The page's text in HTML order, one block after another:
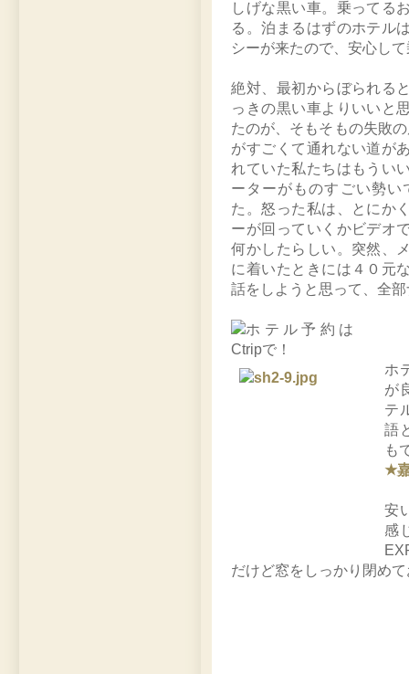
しげな黒い車。乗ってる
る。泊まるはずのホテル
シーが来たので、安心し
絶対、最初からぼられる
っきの黒い車よりいいと
たのが、そもそもの失敗
がすごくて通れない道が
れていた私たちはもうい
ーターがものすごい勢い
た。怒った私は、とにか
ーが回っていくかビデオ
何かしたらしい。突然、
に着いたときには４０元
話をしようと思って、全
ホ
が
テ
語
も
★
安
感
だけど窓をしっかり閉め